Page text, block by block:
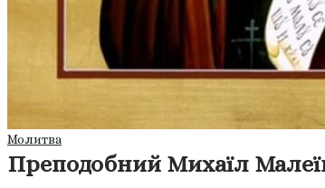
Молитва
Преподобний Михаїл